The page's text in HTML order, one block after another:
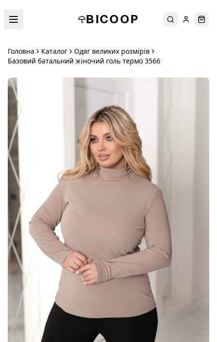
BICOOP ПошукУвійти
Головна Каталог
Одяг великих розмірів
Базовий батальний жіночий голь термо 3566